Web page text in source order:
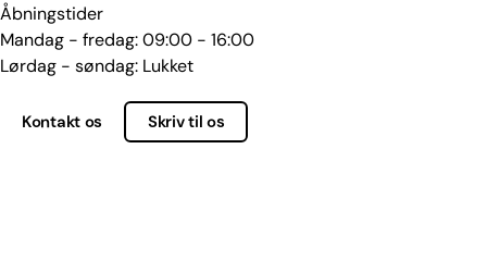
Åbningstider
Mandag - fredag: 09:00 - 16:00
Lørdag - søndag: Lukket
Kontakt os Skriv til os